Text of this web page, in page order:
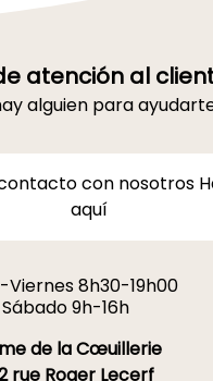
atención al
alguien para
con nosotros
aquí
Viernes 8h30-19h00
Sábado 9h-16h
de la Cœuillerie
rue Roger Lecerf